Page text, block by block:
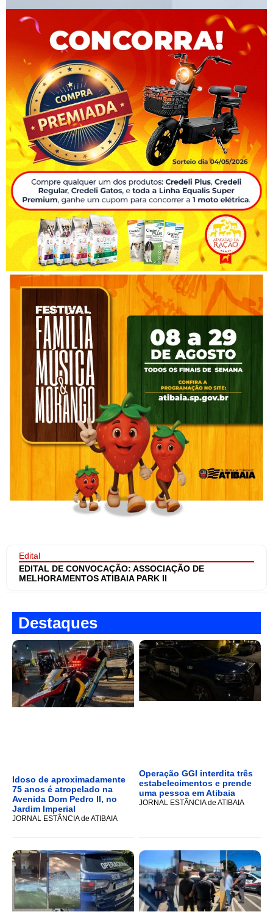
Edital
EDITAL DE CONVOCAÇÃO: ASSOCIAÇÃO DE
MELHORAMENTOS ATIBAIA PARK II
Destaques
Idoso de aproximadamente
75 anos é atropelado na
Avenida Dom Pedro II, no
Jardim Imperial
JORNAL ESTÂNCIA de ATIBAIA
Operação GGI interdita três
estabelecimentos e prende
uma pessoa em Atibaia
JORNAL ESTÂNCIA de ATIBAIA